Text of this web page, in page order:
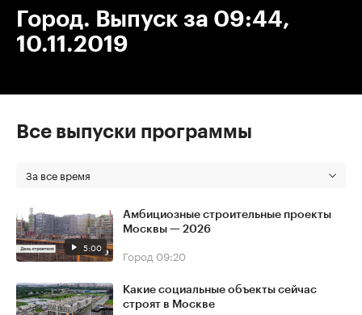
Город. Выпуск за 09:44,
10.11.2019
Все выпуски программы
За все время
5:00
Амбициозные строительные проекты
Москвы — 2026
Город 09:20
Какие социальные объекты сейчас
строят в Москве